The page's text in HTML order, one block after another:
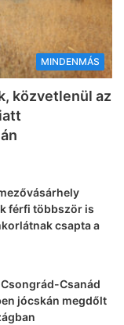
MINDENMÁS
közvetlenül az
férfi többször is
csapta a
Csanád
jócskán megdőlt